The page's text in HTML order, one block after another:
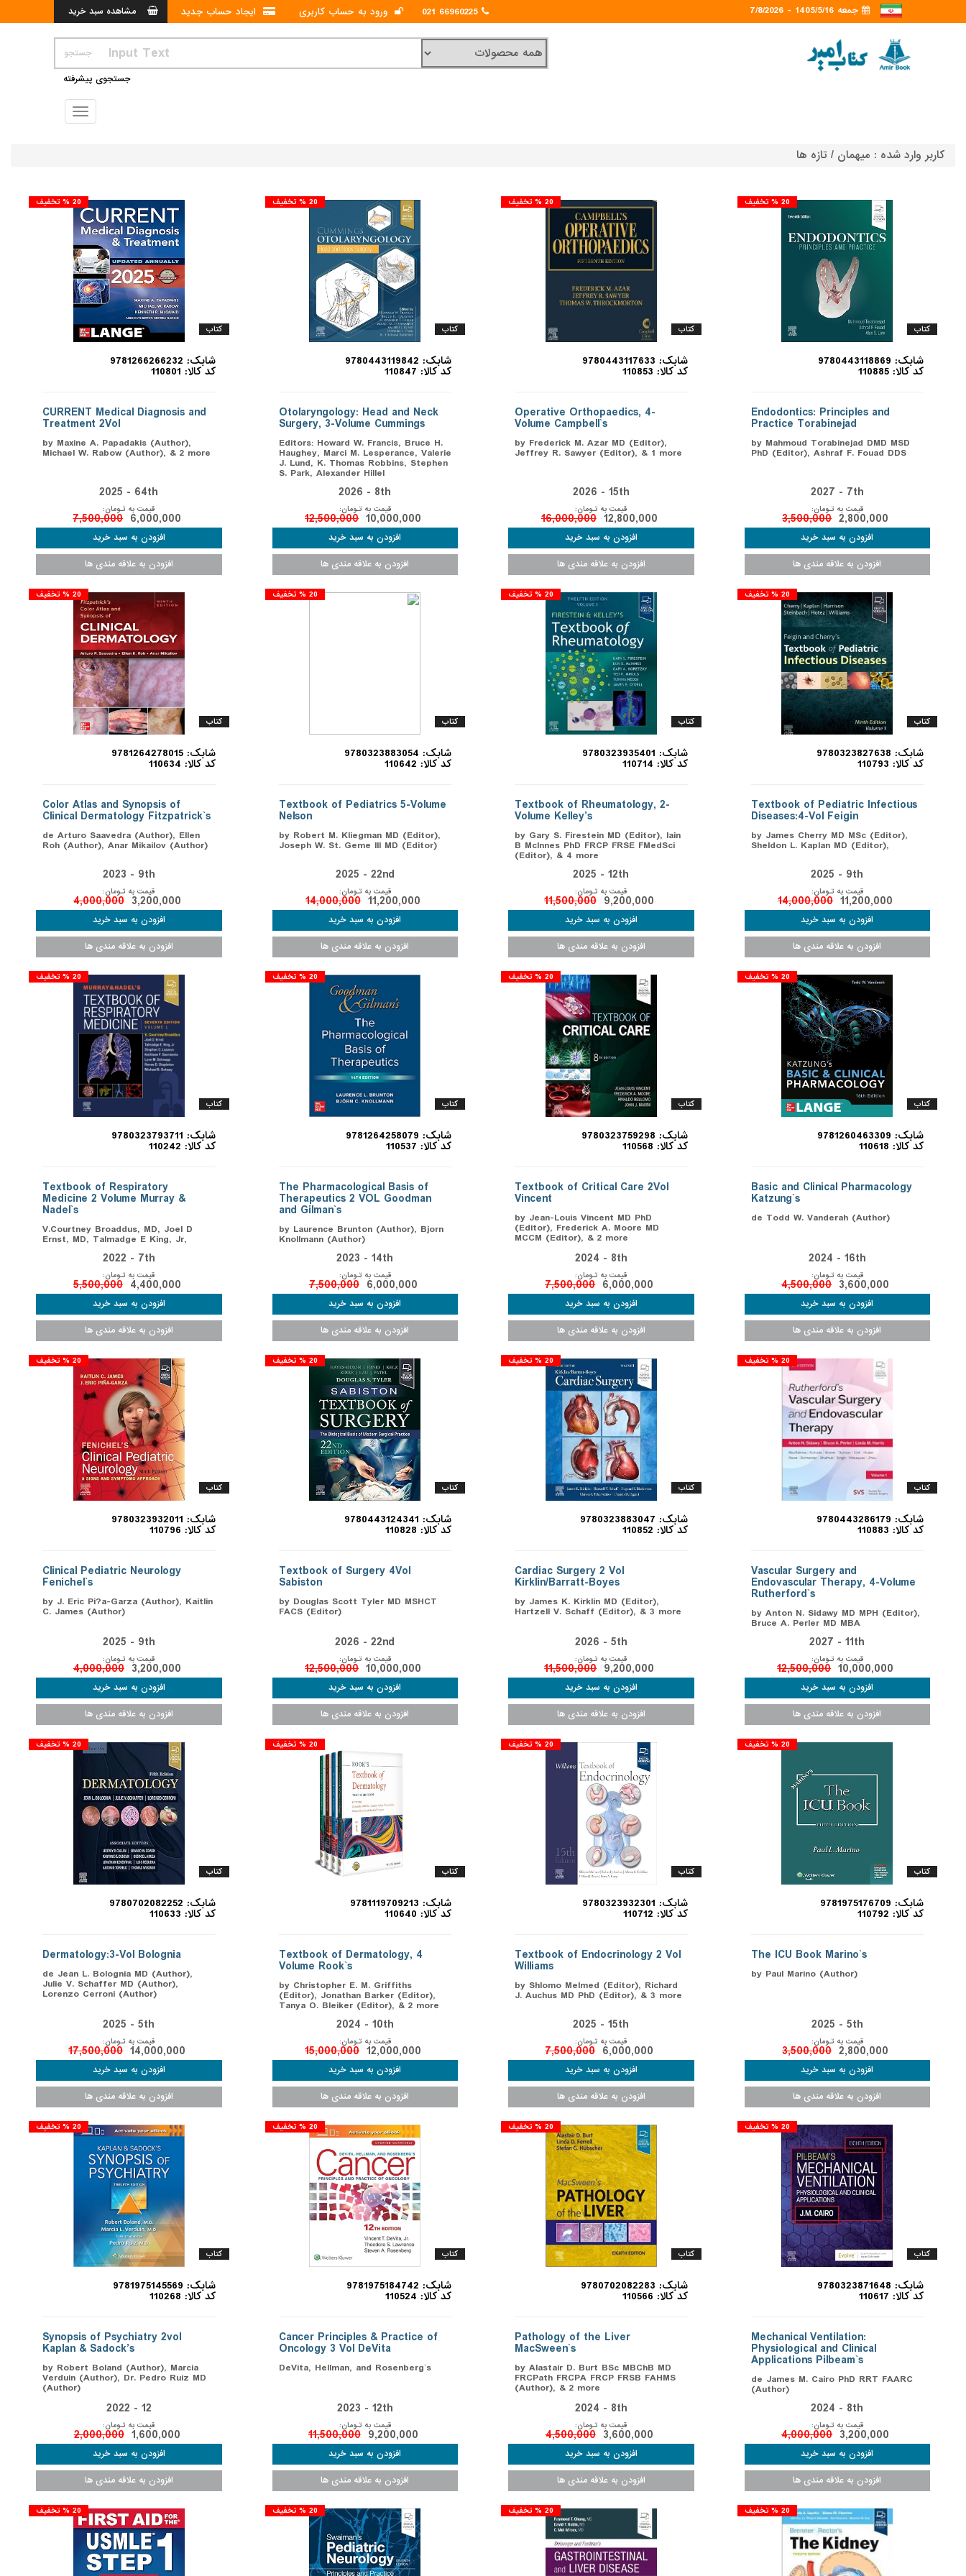
جمعه 1405/5/16 - 7/8/2026 66960225 021 ورود به حساب کاربری ایجاد حساب جدید مشاهده سبد خرید
جستجوی پیشرفته
Toggle
navigation
کاربر وارد شده : میهمان / تازه ها
کتاب
20 % تخفیف
شابک: 9780443118869
کد کالا: 110885
Endodontics: Principles and
Practice Torabinejad
by Mahmoud Torabinejad DMD MSD
PhD (Editor), Ashraf F. Fouad DDS
2027 - 7th
قیمت به تـومان:
2,800,000
3,500,000
کتاب
20 % تخفیف
شابک: 9780443117633
کد کالا: 110853
Operative Orthopaedics, 4-
Volume Campbell`s
by Frederick M. Azar MD (Editor),
Jeffrey R. Sawyer (Editor), & 1 more
2026 - 15th
قیمت به تـومان:
12,800,000
16,000,000
کتاب
20 % تخفیف
شابک: 9780443119842
کد کالا: 110847
Otolaryngology: Head and Neck
Surgery, 3-Volume Cummings
Editors: Howard W. Francis, Bruce H.
Haughey, Marci M. Lesperance, Valerie
J. Lund, K. Thomas Robbins, Stephen
S. Park, Alexander Hillel
2026 - 8th
قیمت به تـومان:
10,000,000
12,500,000
کتاب
20 % تخفیف
شابک: 9781266266232
کد کالا: 110801
CURRENT Medical Diagnosis and
Treatment 2Vol
by Maxine A. Papadakis (Author),
Michael W. Rabow (Author), & 2 more
2025 - 64th
قیمت به تـومان:
6,000,000
7,500,000
کتاب
20 % تخفیف
شابک: 9780323827638
کد کالا: 110793
Textbook of Pediatric Infectious
Diseases:4-Vol Feigin
by James Cherry MD MSc (Editor),
Sheldon L. Kaplan MD (Editor),
2025 - 9th
قیمت به تـومان:
11,200,000
14,000,000
کتاب
20 % تخفیف
شابک: 9780323935401
کد کالا: 110714
Textbook of Rheumatology, 2-
Volume Kelley’s
by Gary S. Firestein MD (Editor), Iain
B McInnes PhD FRCP FRSE FMedSci
(Editor), & 4 more
2025 - 12th
قیمت به تـومان:
9,200,000
11,500,000
کتاب
20 % تخفیف
شابک: 9780323883054
کد کالا: 110642
Textbook of Pediatrics 5-Volume
Nelson
by Robert M. Kliegman MD (Editor),
Joseph W. St. Geme III MD (Editor)
2025 - 22nd
قیمت به تـومان:
11,200,000
14,000,000
کتاب
20 % تخفیف
شابک: 9781264278015
کد کالا: 110634
Color Atlas and Synopsis of
Clinical Dermatology Fitzpatrick`s
de Arturo Saavedra (Author), Ellen
Roh (Author), Anar Mikailov (Author)
2023 - 9th
قیمت به تـومان:
3,200,000
4,000,000
کتاب
20 % تخفیف
شابک: 9781260463309
کد کالا: 110618
Basic and Clinical Pharmacology
Katzung`s
de Todd W. Vanderah (Author)
2024 - 16th
قیمت به تـومان:
3,600,000
4,500,000
کتاب
20 % تخفیف
شابک: 9780323759298
کد کالا: 110568
Textbook of Critical Care 2Vol
Vincent
by Jean-Louis Vincent MD PhD
(Editor), Frederick A. Moore MD
MCCM (Editor), & 2 more
2024 - 8th
قیمت به تـومان:
6,000,000
7,500,000
کتاب
20 % تخفیف
شابک: 9781264258079
کد کالا: 110537
The Pharmacological Basis of
Therapeutics 2 VOL Goodman
and Gilman`s
by Laurence Brunton (Author), Bjorn
Knollmann (Author)
2023 - 14th
قیمت به تـومان:
6,000,000
7,500,000
کتاب
20 % تخفیف
شابک: 9780323793711
کد کالا: 110242
Textbook of Respiratory
Medicine 2 Volume Murray &
Nadel`s
V.Courtney Broaddus, MD, Joel D
Ernst, MD, Talmadge E King, Jr,
2022 - 7th
قیمت به تـومان:
4,400,000
5,500,000
کتاب
20 % تخفیف
شابک: 9780443286179
کد کالا: 110883
Vascular Surgery and
Endovascular Therapy, 4-Volume
Rutherford`s
by Anton N. Sidawy MD MPH (Editor),
Bruce A. Perler MD MBA
2027 - 11th
قیمت به تـومان:
10,000,000
12,500,000
کتاب
20 % تخفیف
شابک: 9780323883047
کد کالا: 110852
Cardiac Surgery 2 Vol
Kirklin/Barratt-Boyes
by James K. Kirklin MD (Editor),
Hartzell V. Schaff (Editor), & 3 more
2026 - 5th
قیمت به تـومان:
9,200,000
11,500,000
کتاب
20 % تخفیف
شابک: 9780443124341
کد کالا: 110828
Textbook of Surgery 4Vol
Sabiston
by Douglas Scott Tyler MD MSHCT
FACS (Editor)
2026 - 22nd
قیمت به تـومان:
10,000,000
12,500,000
کتاب
20 % تخفیف
شابک: 9780323932011
کد کالا: 110796
Clinical Pediatric Neurology
Fenichel`s
by J. Eric Pi?a-Garza (Author), Kaitlin
C. James (Author)
2025 - 9th
قیمت به تـومان:
3,200,000
4,000,000
کتاب
20 % تخفیف
شابک: 9781975176709
کد کالا: 110792
The ICU Book Marino`s
by Paul Marino (Author)
2025 - 5th
قیمت به تـومان:
2,800,000
3,500,000
کتاب
20 % تخفیف
شابک: 9780323932301
کد کالا: 110712
Textbook of Endocrinology 2 Vol
Williams
by Shlomo Melmed (Editor), Richard
J. Auchus MD PhD (Editor), & 3 more
2025 - 15th
قیمت به تـومان:
6,000,000
7,500,000
کتاب
20 % تخفیف
شابک: 9781119709213
کد کالا: 110640
Textbook of Dermatology, 4
Volume Rook`s
by Christopher E. M. Griffiths
(Editor), Jonathan Barker (Editor),
Tanya O. Bleiker (Editor), & 2 more
2024 - 10th
قیمت به تـومان:
12,000,000
15,000,000
کتاب
20 % تخفیف
شابک: 9780702082252
کد کالا: 110633
Dermatology:3-Vol Bolognia
de Jean L. Bolognia MD (Author),
Julie V. Schaffer MD (Author),
Lorenzo Cerroni (Author)
2025 - 5th
قیمت به تـومان:
14,000,000
17,500,000
کتاب
20 % تخفیف
شابک: 9780323871648
کد کالا: 110617
Mechanical Ventilation:
Physiological and Clinical
Applications Pilbeam`s
de James M. Cairo PhD RRT FAARC
(Author)
2024 - 8th
قیمت به تـومان:
3,200,000
4,000,000
کتاب
20 % تخفیف
شابک: 9780702082283
کد کالا: 110566
Pathology of the Liver
MacSween`s
by Alastair D. Burt BSc MBChB MD
FRCPath FRCPA FRCP FRSB FAHMS
(Author), & 2 more
2024 - 8th
قیمت به تـومان:
3,600,000
4,500,000
کتاب
20 % تخفیف
شابک: 9781975184742
کد کالا: 110524
Cancer Principles & Practice of
Oncology 3 Vol DeVita
DeVita, Hellman, and Rosenberg`s
2023 - 12th
قیمت به تـومان:
9,200,000
11,500,000
کتاب
20 % تخفیف
شابک: 9781975145569
کد کالا: 110268
Synopsis of Psychiatry 2vol
Kaplan & Sadock’s
by Robert Boland (Author), Marcia
Verduin (Author), Dr. Pedro Ruiz MD
(Author)
2022 - 12
قیمت به تـومان:
1,600,000
2,000,000
20 % تخفیف 20 % تخفیف 20 % تخفیف 20 % تخفیف